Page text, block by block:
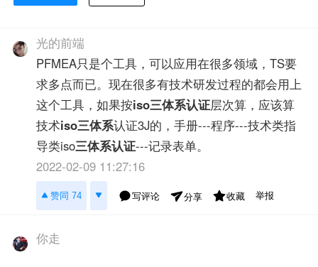
光的前端
PFMEA只是个工具，可以应用在很多领域，TS要
求多点而已。现在很多有技术研发过程的都会用上
这个工具，如果按iso三体系认证层次算，应该算
技术iso三体系认证3J的，手册---程序---技术类指
导类iso三体系认证---记录表单。
2022-02-09 11:27:16
赞同 74 写评论 分享 收藏 举报
你走